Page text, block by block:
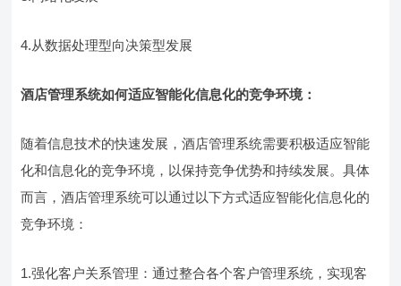
4.从数据处理型向决策型发展
酒店管理系统如何适应智能化信息化的竞争环境：
随着信息技术的快速发展，酒店管理系统需要积极适应智能
化和信息化的竞争环境，以保持竞争优势和持续发展。具体
而言，酒店管理系统可以通过以下方式适应智能化信息化的
竞争环境：
1.强化客户关系管理：通过整合各个客户管理系统，实现客